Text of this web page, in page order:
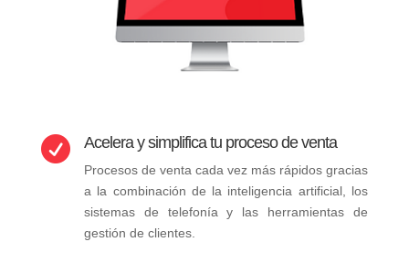
 Acelera y simplifica tu proceso de venta
Procesos de venta cada vez más rápidos gracias
a la combinación de la inteligencia artificial, los
sistemas de telefonía y las herramientas de
gestión de clientes.